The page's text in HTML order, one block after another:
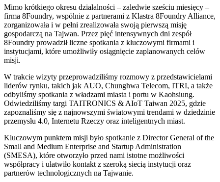
Mimo krótkiego okresu działalności – zaledwie sześciu miesięcy –
firma 8Foundry, wspólnie z partnerami z Klastra 8Foundry Alliance,
zorganizowała i w pełni zrealizowała swoją pierwszą misję
gospodarczą na Tajwan. Przez pięć intensywnych dni zespół
8Foundry prowadził liczne spotkania z kluczowymi firmami i
instytucjami, które umożliwiły osiągnięcie zaplanowanych celów
misji.
W trakcie wizyty przeprowadziliśmy rozmowy z przedstawicielami
liderów rynku, takich jak AUO, Chunghwa Telecom, ITRI, a także
odbyliśmy spotkania z władzami miasta i portu w Kaohsiung.
Odwiedziliśmy targi TAITRONICS & AIoT Taiwan 2025, gdzie
zapoznaliśmy się z najnowszymi światowymi trendami w dziedzinie
przemysłu 4.0, Internetu Rzeczy oraz inteligentnych miast.
Kluczowym punktem misji było spotkanie z Director General of the
Small and Medium Enterprise and Startup Administration
(SMESA), które otworzyło przed nami istotne możliwości
współpracy i ułatwiło kontakt z szeroką siecią instytucji oraz
partnerów technologicznych na Tajwanie.